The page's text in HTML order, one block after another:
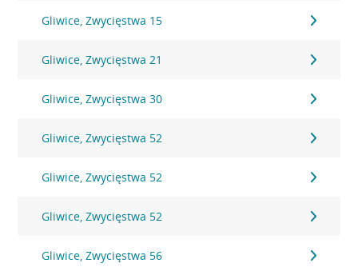
Gliwice, Zwycięstwa 15
Gliwice, Zwycięstwa 21
Gliwice, Zwycięstwa 30
Gliwice, Zwycięstwa 52
Gliwice, Zwycięstwa 52
Gliwice, Zwycięstwa 52
Gliwice, Zwycięstwa 56